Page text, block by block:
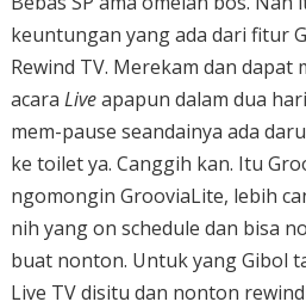
keuntungan yang ada dari fitur
Rewind TV. Merekam dan dapat
acara Liveapapun dalam dua
mem-pause seandainya ada
ke toilet ya. Canggih kan. Itu
ngomongin GrooviaLite, lebih
nih yang on schedule dan bisa
buat nonton. Untuk yang Gibol
Live TV disitu dan nonton